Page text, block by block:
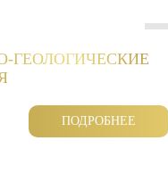
ГЕОЛОГИЧЕСКИЕ
ПОДРОБНЕЕ